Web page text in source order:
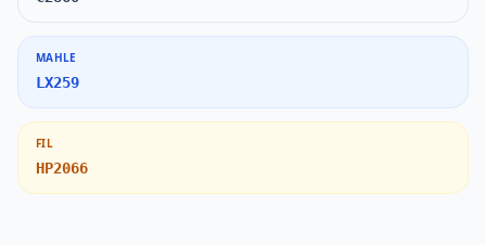
MAHLE
LX259
FIL
HP2066